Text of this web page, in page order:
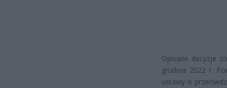
Opisane decyzje
grudnia 2022 r.
ustawy o